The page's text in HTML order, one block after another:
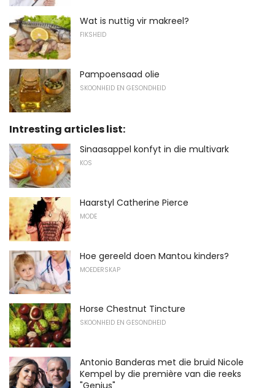
Wat is nuttig vir makreel?
FIKSHEID
Pampoensaad olie
SKOONHEID EN GESONDHEID
Intresting articles list:
Sinaasappel konfyt in die multivark
KOS
Haarstyl Catherine Pierce
MODE
Hoe gereeld doen Mantou kinders?
MOEDERSKAP
Horse Chestnut Tincture
SKOONHEID EN GESONDHEID
Antonio Banderas met die bruid Nicole
Kempel by die première van die reeks
"Genius"